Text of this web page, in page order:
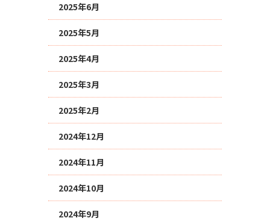
2025年6月
2025年5月
2025年4月
2025年3月
2025年2月
2024年12月
2024年11月
2024年10月
2024年9月